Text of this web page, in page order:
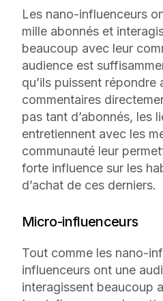
Les nano-influenceurs
mille abonnés et
beaucoup avec leur
audience est
qu’ils puissent répondre
commentaires
pas tant d’abonnés, les
entretiennent avec les
communauté leur
forte influence sur les
d’achat de ces derniers.
Micro-influenceurs
Tout comme les nano-
influenceurs ont une
interagissent beaucoup